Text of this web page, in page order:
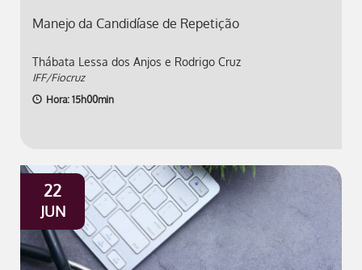
Manejo da Candidíase de Repetição
Thábata Lessa dos Anjos e Rodrigo Cruz
IFF/Fiocruz
Hora: 15h00min
22
JUN